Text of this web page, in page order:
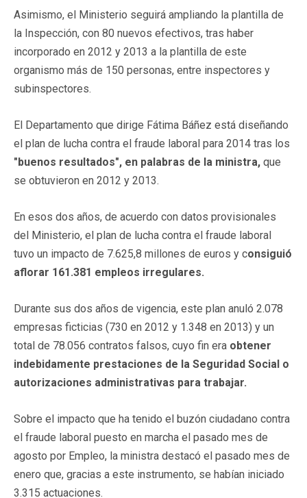
Asimismo, el Ministerio seguirá ampliando la plantilla de
la Inspección, con 80 nuevos efectivos, tras haber
incorporado en 2012 y 2013 a la plantilla de este
organismo más de 150 personas, entre inspectores y
subinspectores.
El Departamento que dirige Fátima Báñez está diseñando
el plan de lucha contra el fraude laboral para 2014 tras los
"buenos resultados", en palabras de la ministra, que
se obtuvieron en 2012 y 2013.
En esos dos años, de acuerdo con datos provisionales
del Ministerio, el plan de lucha contra el fraude laboral
tuvo un impacto de 7.625,8 millones de euros y consiguió
aflorar 161.381 empleos irregulares.
Durante sus dos años de vigencia, este plan anuló 2.078
empresas ficticias (730 en 2012 y 1.348 en 2013) y un
total de 78.056 contratos falsos, cuyo fin era obtener
indebidamente prestaciones de la Seguridad Social o
autorizaciones administrativas para trabajar.
Sobre el impacto que ha tenido el buzón ciudadano contra
el fraude laboral puesto en marcha el pasado mes de
agosto por Empleo, la ministra destacó el pasado mes de
enero que, gracias a este instrumento, se habían iniciado
3.315 actuaciones.